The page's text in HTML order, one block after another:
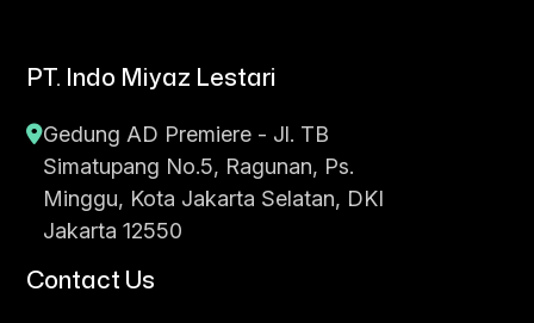
PT. Indo Miyaz Lestari
Gedung AD Premiere - Jl. TB
Simatupang No.5, Ragunan, Ps.
Minggu, Kota Jakarta Selatan, DKI
Jakarta 12550
Contact Us